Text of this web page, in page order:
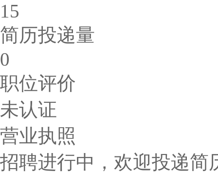
15
简历投递量
0
职位评价
未认证
营业执照
招聘进行中，欢迎投递简